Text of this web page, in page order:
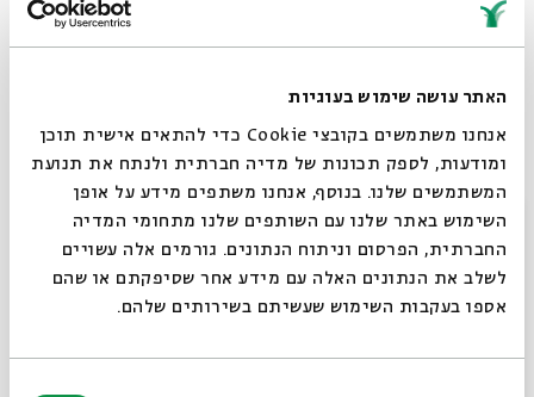
האתר עושה שימוש בעוגיות
אנחנו משתמשים בקובצי Cookie כדי להתאים אישית תוכן
ומודעות, לספק תכונות של מדיה חברתית ולנתח את תנועת
המשתמשים שלנו. בנוסף, אנחנו משתפים מידע על אופן
השימוש באתר שלנו עם השותפים שלנו מתחומי המדיה
החברתית, הפרסום וניתוח הנתונים. גורמים אלה עשויים
לשלב את הנתונים האלה עם מידע אחר שסיפקתם או שהם
אספו בעקבות השימוש שעשיתם בשירותים שלהם.
במפגש זה נלמד על המעבר משלהי ימי המקרא בהם
הדמות המרכזית היא של הכהן לתקופת חז"ל בה עולה
תלמוד תורה כנגד כולם
הורדת מקורות
שיתוף
סגור